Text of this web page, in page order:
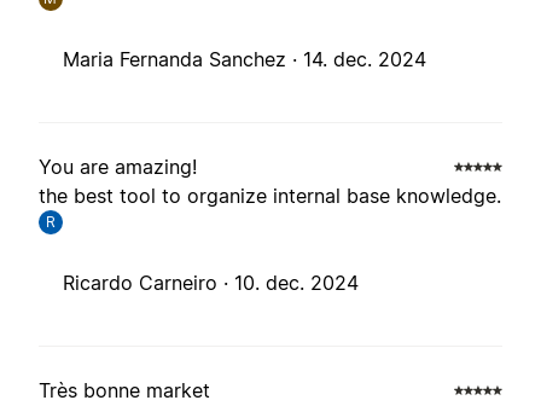
Maria Fernanda Sanchez · 14. dec. 2024
You are amazing!
the best tool to organize internal base knowledge.
R
Ricardo Carneiro · 10. dec. 2024
Très bonne market